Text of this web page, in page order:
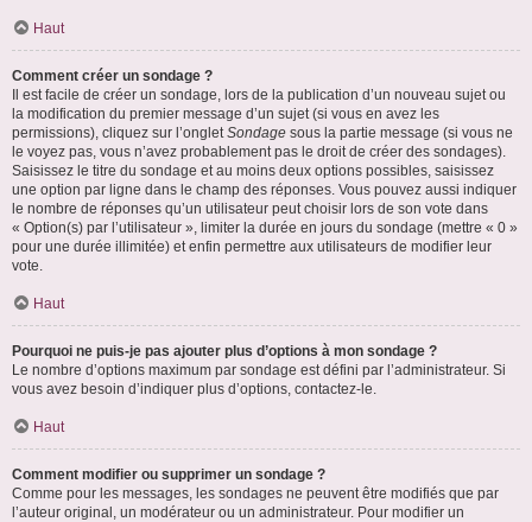
Haut
Comment créer un sondage ?
Il est facile de créer un sondage, lors de la publication d’un nouveau sujet ou
la modification du premier message d’un sujet (si vous en avez les
permissions), cliquez sur l’ongletSondage sous la partie message (si vous ne
le voyez pas, vous n’avez probablement pas le droit de créer des sondages).
Saisissez le titre du sondage et au moins deux options possibles, saisissez
une option par ligne dans le champ des réponses. Vous pouvez aussi indiquer
le nombre de réponses qu’un utilisateur peut choisir lors de son vote dans
« Option(s) par l’utilisateur », limiter la durée en jours du sondage (mettre « 0 »
pour une durée illimitée) et enfin permettre aux utilisateurs de modifier leur
vote.
Haut
Pourquoi ne puis-je pas ajouter plus d’options à mon sondage ?
Le nombre d’options maximum par sondage est défini par l’administrateur. Si
vous avez besoin d’indiquer plus d’options, contactez-le.
Haut
Comment modifier ou supprimer un sondage ?
Comme pour les messages, les sondages ne peuvent être modifiés que par
l’auteur original, un modérateur ou un administrateur. Pour modifier un